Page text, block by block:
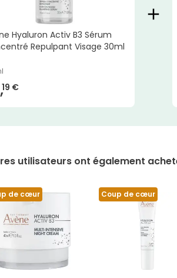
Hyaluron Activ B3 Sérum
Repulpant Visage 30ml
19 €
utilisateurs ont également
de cœur Coup de cœur